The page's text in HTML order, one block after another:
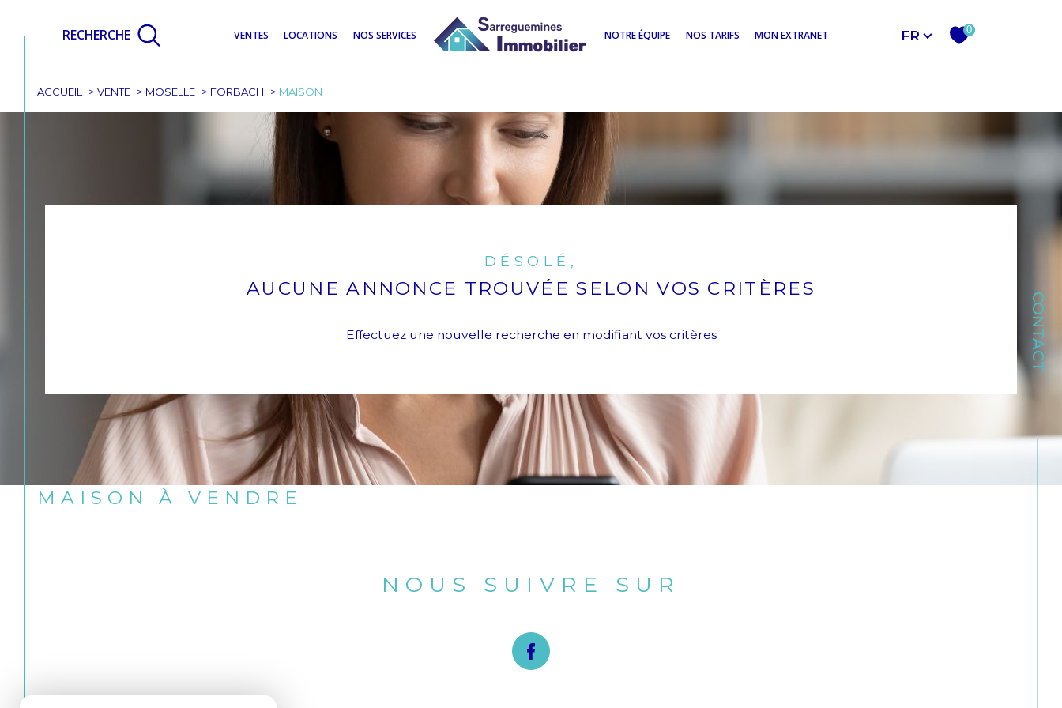
VENTES LOCATIONS NOS SERVICES NOTRE ÉQUIPE NOS TARIFS MON EXTRANET
RECHERCHE Langue
FR 0
CONTACT
ACCUEIL VENTE MOSELLE FORBACH MAISON
DÉSOLÉ,
AUCUNE ANNONCE TROUVÉE SELON VOS CRITÈRES
Effectuez une nouvelle recherche en modifiant vos critères
MAISON À VENDRE
NOUS SUIVRE SUR